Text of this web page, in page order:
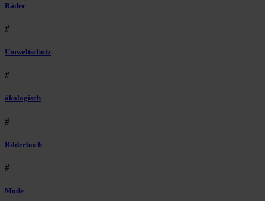
Räder
#
Umweltschutz
#
ökologisch
#
Bilderbuch
#
Mode